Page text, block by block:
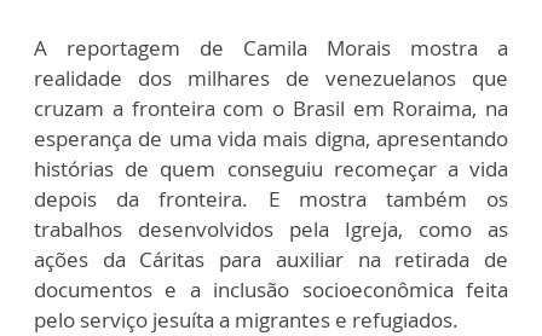
A reportagem de Camila Morais mostra a
realidade dos milhares de venezuelanos que
cruzam a fronteira com o Brasil em Roraima, na
esperança de uma vida mais digna, apresentando
histórias de quem conseguiu recomeçar a vida
depois da fronteira. E mostra também os
trabalhos desenvolvidos pela Igreja, como as
ações da Cáritas para auxiliar na retirada de
documentos e a inclusão socioeconômica feita
pelo serviço jesuíta a migrantes e refugiados.